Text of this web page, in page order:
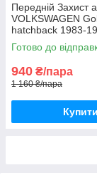
Передній Захист
VOLKSWAGEN
hatchback 1983-
передні Підкрилки
Фольксваген
Готово до
940 ₴/пара
1 160 ₴/пара
Купити